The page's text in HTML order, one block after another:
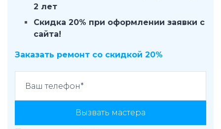
2 лет
Скидка 20% при оформлении заявки с
сайта!
Заказать ремонт со скидкой 20%
Вызвать мастера